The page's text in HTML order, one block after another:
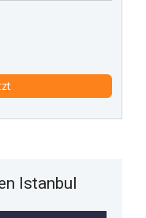
Istanbul